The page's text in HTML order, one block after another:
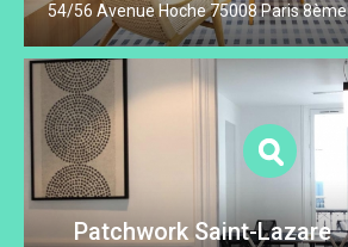
54/56 Avenue Hoche 75008 Paris 8ème
Patchwork Saint-Lazare